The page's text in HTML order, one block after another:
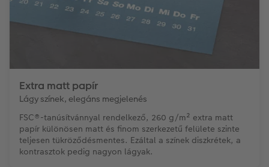
Extra matt papír
Lágy színek, elegáns megjelenés
FSC®-tanúsítvánnyal rendelkező, 260 g/m² extra matt
papír különösen matt és finom szerkezetű felülete szinte
teljesen tükröződésmentes. Ezáltal a színek diszkrétek, a
kontrasztok pedig nagyon lágyak.